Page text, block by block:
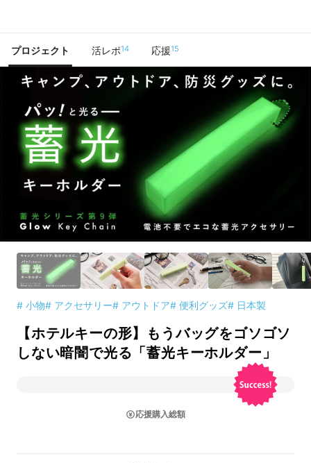
プロジェクト 活レポ14 応援15
# 小物# アクセサリー# アウトドア# 便利グッズ# 日本製
【ホテルキーの形】もうバッグをゴソゴソ
しない暗闇で光る「蓄光キーホルダー」
応援購入総額